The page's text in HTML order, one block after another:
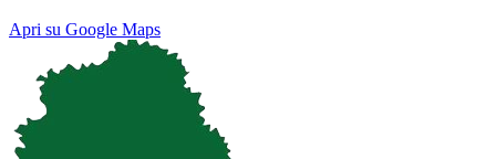
Apri su Google Maps
Map Satellite
Keyboard shortcuts